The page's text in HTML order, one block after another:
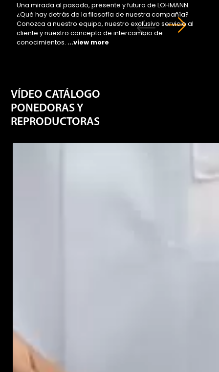
Una mirada al pasado, presente y futuro de LOHMANN.
¿Qué hay detrás de la filosofía de nuestra compañía?
Conozca a nuestro equipo, nuestro exclusivo servicio al
cliente y nuestro concepto de intercambio de
conocimientos. ...view more
VÍDEO CATÁLOGO
PONEDORAS Y
REPRODUCTORAS